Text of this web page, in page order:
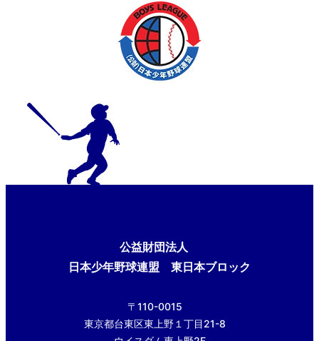
公益財団法人
日本少年野球連盟 東日本ブロック
〒110-0015
東京都台東区東上野１丁目21-8